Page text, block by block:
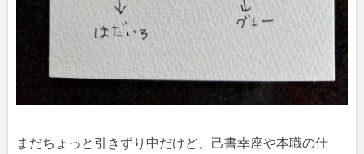
まだちょっと引きずり中だけど、己書幸座や本職の仕